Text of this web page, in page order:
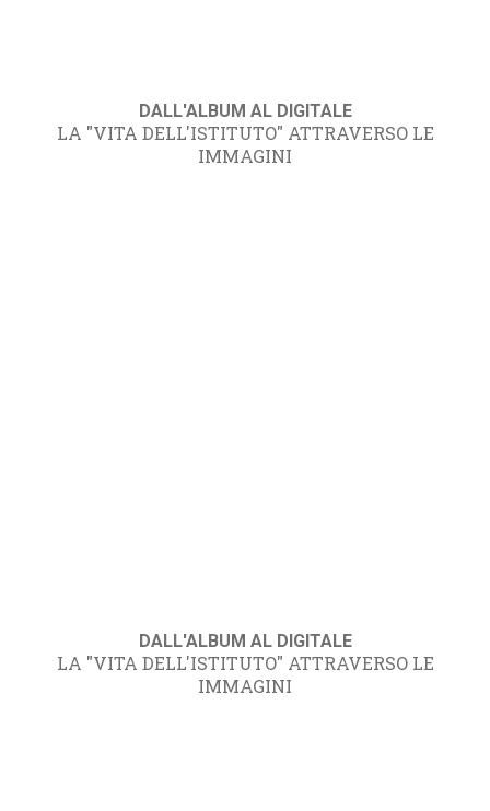
DALL'ALBUM AL DIGITALE
LA "VITA DELL'ISTITUTO" ATTRAVERSO LE
IMMAGINI
DALL'ALBUM AL DIGITALE
LA "VITA DELL'ISTITUTO" ATTRAVERSO LE
IMMAGINI